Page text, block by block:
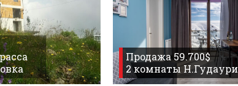
Продажа 59.700$
2 комнаты Н.Гудаури